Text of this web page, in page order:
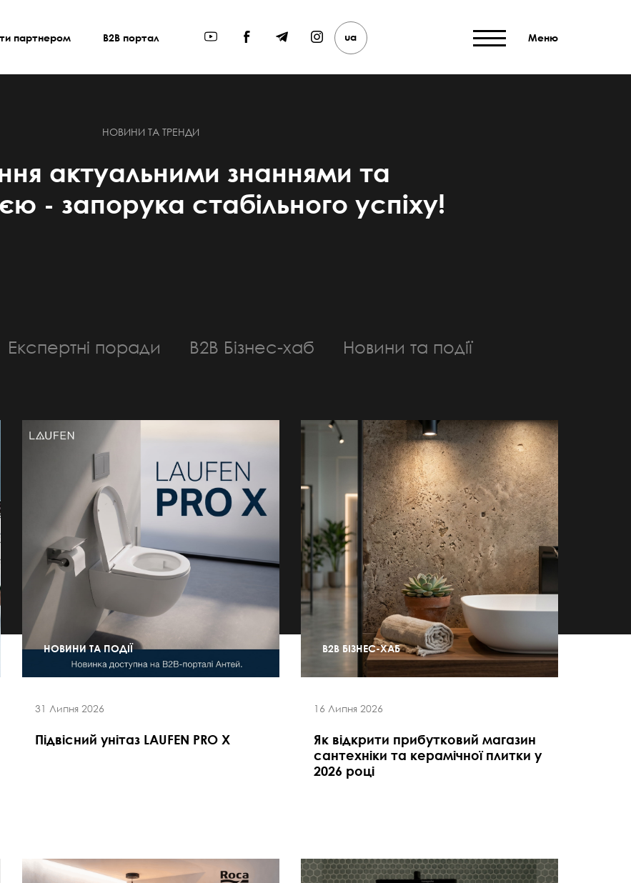
партнером B2B портал ua Меню
НОВИНИ ТА ТРЕНДИ
актуальними знаннями та
- запорука стабільного успіху!
Експертні поради B2B Бізнес-хаб Новини та події
НОВИНИ ТА ПОДІЇ
31 Липня 2026
Підвісний унітаз LAUFEN PRO X
B2B БІЗНЕС-ХАБ
16 Липня 2026
Як відкрити прибутковий магазин
сантехніки та керамічної плитки у
2026 році